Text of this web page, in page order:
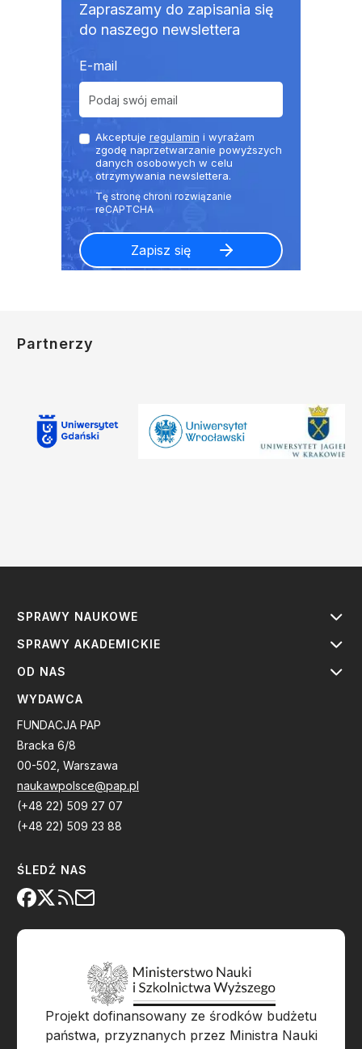
Zapraszamy do zapisania się
do naszego newslettera
E-mail
Akceptuje regulamin i wyrażam
zgodę naprzetwarzanie powyższych
danych osobowych w celu
otrzymywania newslettera.
Partnerzy
SPRAWY NAUKOWE
SPRAWY AKADEMICKIE
OD NAS
WYDAWCA
FUNDACJA PAP
Bracka 6/8
00-502, Warszawa
naukawpolsce@pap.pl
(+48 22) 509 27 07
(+48 22) 509 23 88
ŚLEDŹ NAS
Projekt dofinansowany ze środków budżetu
państwa, przyznanych przez Ministra Nauki